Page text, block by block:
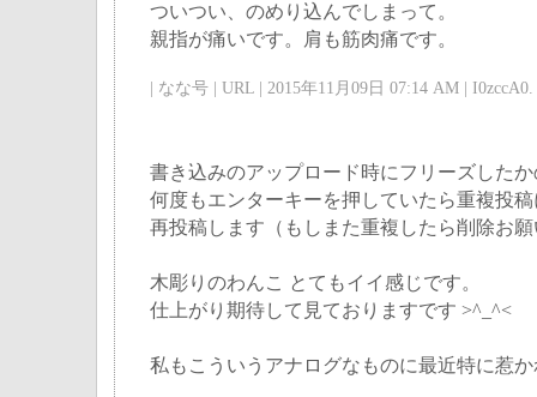
ついつい、のめり込んでしまって。
親指が痛いです。肩も筋肉痛です。
| なな号 | URL | 2015年11月09日 07:14 AM | I0zccA0.
書き込みのアップロード時にフリーズした
何度もエンターキーを押していたら重複投
再投稿します（もしまた重複したら削除お
木彫りのわんこ とてもイイ感じです。
仕上がり期待して見ておりますです >^_^<
私もこういうアナログなものに最近特に惹